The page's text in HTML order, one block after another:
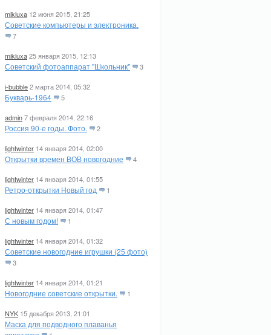
mikluxa 12 июня 2015, 21:25
Советские компьютеры и электроника.
7
mikluxa25 января 2015, 12:13
Советский фотоаппарат "Школьник" 3
i-bubble2 марта 2014, 05:32
Букварь-1964 5
admin7 февраля 2014, 22:16
Россия 90-е годы. Фото. 2
lightwinter 14 января 2014, 02:00
Открытки времен ВОВ новогодние 4
lightwinter 14 января 2014, 01:55
Ретро-открытки Новый год 1
lightwinter 14 января 2014, 01:47
С новым годом! 1
lightwinter 14 января 2014, 01:32
Советские новогодние игрушки (25 фото)
3
lightwinter 14 января 2014, 01:21
Новогодние советские открытки. 1
NYK 15 декабря 2013, 21:01
Маска для подводного плаванья